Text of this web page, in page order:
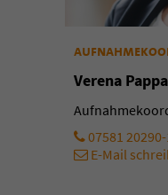
Verena
07581
E-Mail